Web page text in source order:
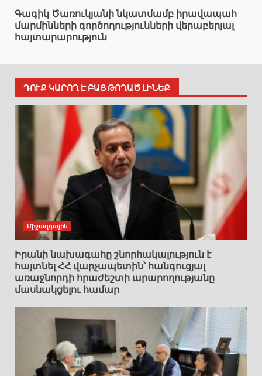
Գագիկ Ծառուկյանի նկատմամբ իրավապահ
մարմինների գործողությունների վերաբերյալ
հայտարարություն
ԴՈՒՔ ԿԱՐՈՂ Է ԲԱՑ ԹՈՂԱԾ ԼԻՆԵՔ
Միջազգային
Իրանի նախագահը շնորհակալություն է
հայտնել ՀՀ վարչապետին՝ հանգուցյալ
առաջնորդի հրաժեշտի արարողությանը
մասնակցելու համար